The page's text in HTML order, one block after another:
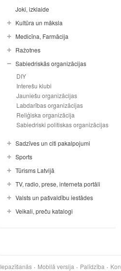
Joki, izklaide
Kultūra un māksla
Medicīna, Farmācija
Ražotnes
Sabiedriskās organizācijas
DIY
Interešu klubi
Jauniešu organizācijas
Labdarības organizācijas
Reliģiska organizācija
Sabiedriski politiskas organizācijas
Sadzīves un citi pakalpojumi
Sports
Tūrisms Latvijā
TV, radio, prese, interneta portāli
Valsts un pašvaldību iestādes
Veikali, preču katalogi
Iepazīšanās Mobilā versija Palīdzība